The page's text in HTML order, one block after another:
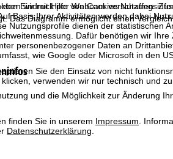
wir mit Hilfe von Cookies
Basis Ihrer Aktivitäten werden dabei
Nutzungsprofile dienen der statistischen
Dafür benötigen wir
personenbezogener Daten an
wie Google oder Microsoft in den
Sie den Einsatz von nicht
klicken, verwenden wir nur technisch und
und die Möglichkeit zur Änderung
finden Sie in unserem Impressum .
Datenschutzerklärung
Eindruck per Webcam verschaffen.
Das Diagramm ermöglicht einen